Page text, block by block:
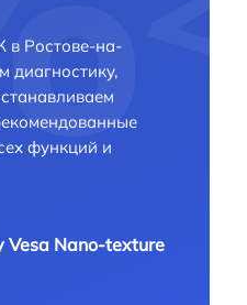
в Ростове-на-
диагностику,
функций и
Vesa Nano-texture